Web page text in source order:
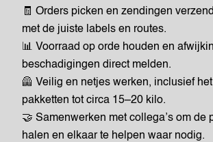
🧾 Orders picken en zendingen
met de juiste labels en routes.
📊 Voorraad op orde houden en
beschadigingen direct melden.
🦺 Veilig en netjes werken, inclusief
pakketten tot circa 15–20 kilo.
🤝 Samenwerken met collega’s om de
halen en elkaar te helpen waar nodig.